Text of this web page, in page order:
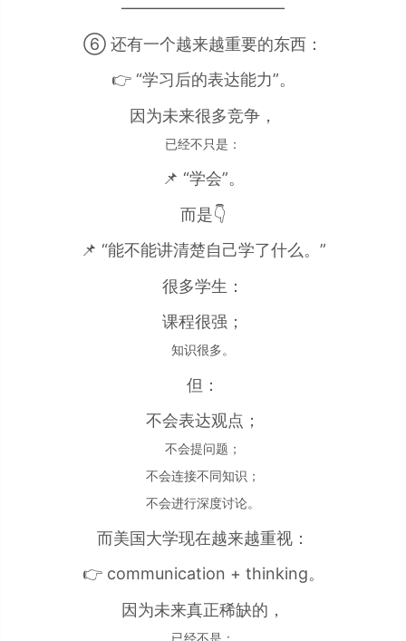
——————————
⑥ 还有一个越来越重要的东西：
👉 “学习后的表达能力”。
因为未来很多竞争，
已经不只是：
📌 “学会”。
而是👇
📌 “能不能讲清楚自己学了什么。”
很多学生：
课程很强；
知识很多。
但：
不会表达观点；
不会提问题；
不会连接不同知识；
不会进行深度讨论。
而美国大学现在越来越重视：
👉 communication + thinking。
因为未来真正稀缺的，
已经不是：